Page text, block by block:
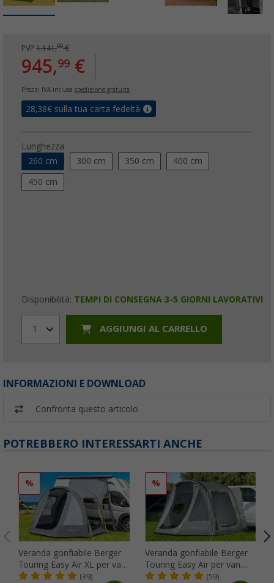
PVP 1.141,00€
945,99 €
Prezzi IVA inclusa spedizione gratuita
28,38€ sulla tua carta fedeltà
Lunghezza
260 cm
300 cm 350 cm 400 cm
450 cm
Disponibilità: TEMPI DI CONSEGNA 3-5 GIORNI LAVORATIVI
1 AGGIUNGI AL CARRELLO
INFORMAZIONI E DOWNLOAD
Confronta questo articolo
POTREBBERO INTERESSARTI ANCHE
%
Veranda gonfiabile Berger
Touring Easy Air XL per van
e camper
(39)
%
Veranda gonfiabile Berger
Touring Easy Air per van
con pavimento fisso
(59)